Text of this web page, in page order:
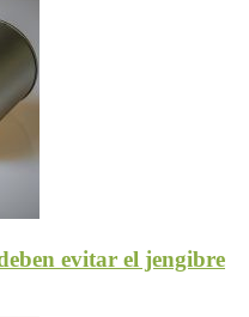
evitar el jengibre